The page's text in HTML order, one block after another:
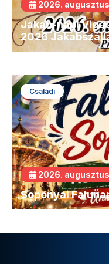
2026.
Jakab-napi
2026
Családi
2026. augusztus
Soponyai